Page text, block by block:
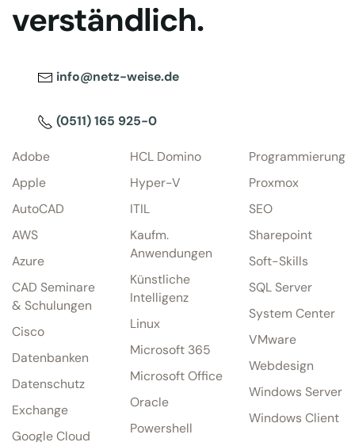
verständlich.
info@netz-weise.de
(0511) 165 925-0
Adobe
Apple
AutoCAD
AWS
Azure
CAD Seminare
& Schulungen
Cisco
Datenbanken
Datenschutz
Exchange
Google Cloud
HCL Domino
Hyper-V
ITIL
Kaufm.
Anwendungen
Künstliche
Intelligenz
Linux
Microsoft 365
Microsoft Office
Oracle
Powershell
Programmierung
Proxmox
SEO
Sharepoint
Soft-Skills
SQL Server
System Center
VMware
Webdesign
Windows Server
Windows Client